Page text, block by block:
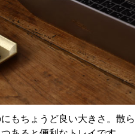
もちょうど良い大きさ。散ら